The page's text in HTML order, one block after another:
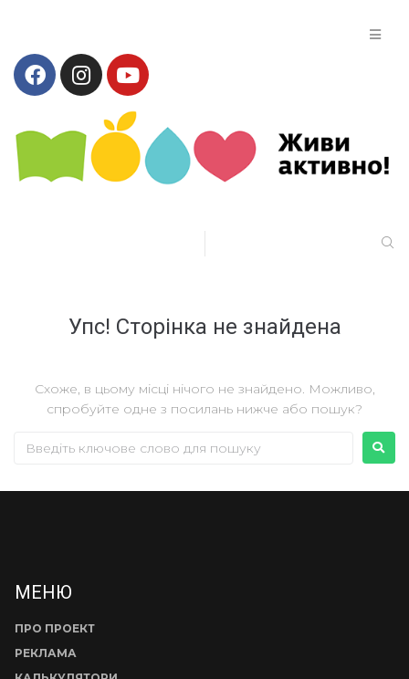
Упс! Сторінка не знайдена
Схоже, в цьому місці нічого не знайдено. Можливо,
спробуйте одне з посилань нижче або пошук?
МЕНЮ
ПРО ПРОЕКТ
РЕКЛАМА